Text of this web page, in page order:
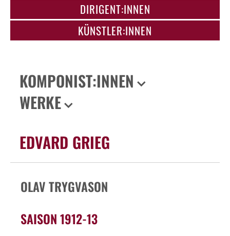
DIRIGENT:INNEN
KÜNSTLER:INNEN
KOMPONIST:INNEN
WERKE
EDVARD GRIEG
OLAV TRYGVASON
SAISON 1912-13